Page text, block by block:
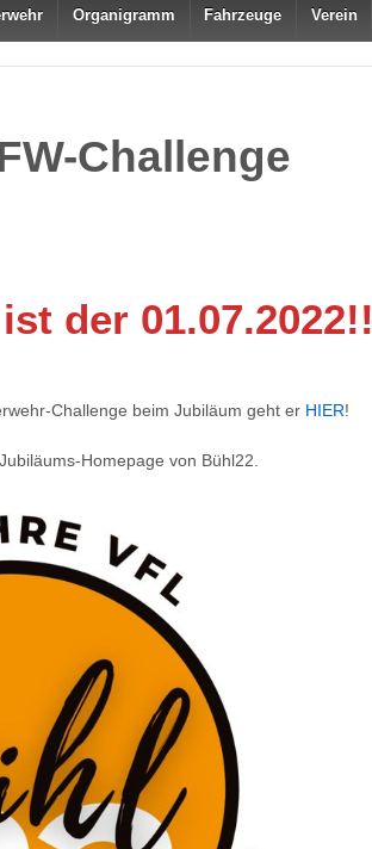
Organigramm Fahrzeuge Verein
Challenge
der 01.07.2022!!
Challenge beim Jubiläum geht er HIER!
Homepage von Bühl22.